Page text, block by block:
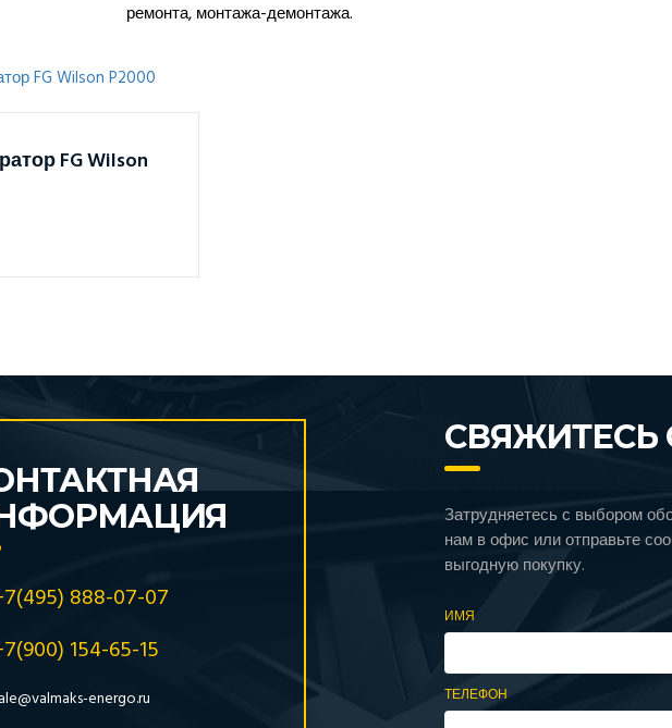
ремонта, монтажа-демонтажа.
FG Wilson
888-07-07
154-65-15
energo.ru
СВЯЖИТЕСЬ
Затрудняетесь с выбором
нам в офис или отправьте
выгодную покупку.
ИМЯ
ТЕЛЕФОН